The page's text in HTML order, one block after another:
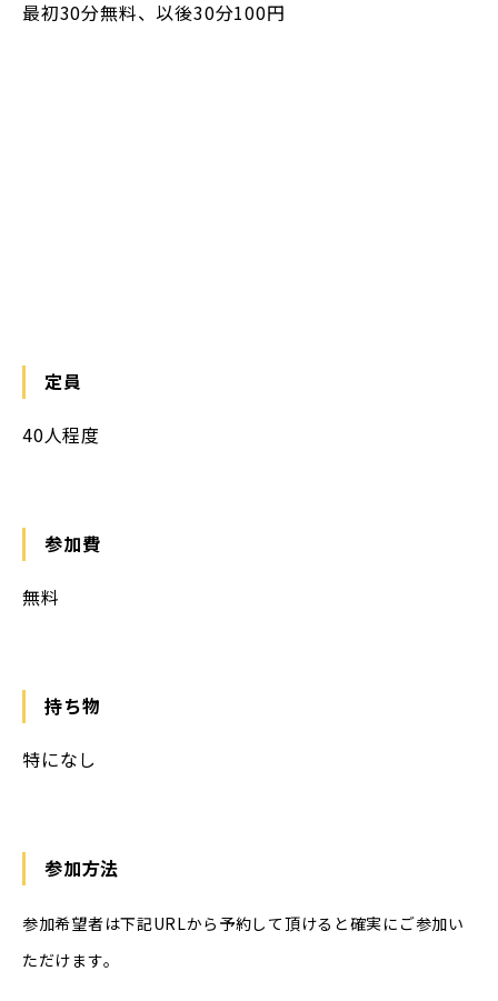
最初30分無料、以後30分100円
定員
40人程度
参加費
無料
持ち物
特になし
参加方法
参加希望者は下記URLから予約して頂けると確実にご参加い
ただけます。